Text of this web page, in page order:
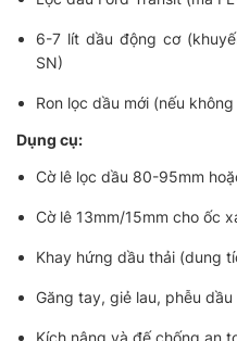
6-7 lít dầu động cơ
SN)
Ron lọc dầu mới (nếu
Dụng cụ:
Cờ lê lọc dầu 80-95mm
Cờ lê 13mm/15mm cho ốc
Khay hứng dầu thải (dung
Găng tay, giẻ lau, phễu dầu